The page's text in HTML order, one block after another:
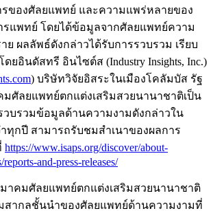
รของศัลยแพทย์ และความแพร่หลายของ
รแพทย์ โดยได้ข้อมูลจากศัลยแพทย์ความ
ย ผลลัพธ์ดังกล่าวได้รับการรวบรวม เรียบ
ดยอินดัสทรี อินไซต์ส (Industry Insights, Inc.)
) บริษัทวิจัยอิสระในเมืองโคลัมบัส รัฐ
ศัลยแพทย์ตกแต่งเสริมสวยนานาชาติเป็น
วบรวมข้อมูลด้านความงามดังกล่าวใน
ทุกปี สามารถรับชมสำเนาของผลการ
https://www.isaps.org/discover/about-
and-press-releases/
าคมศัลยแพทย์ตกแต่งเสริมสวยนานาชาติ
มสากลชั้นนำของศัลยแพทย์ด้านความงามที่